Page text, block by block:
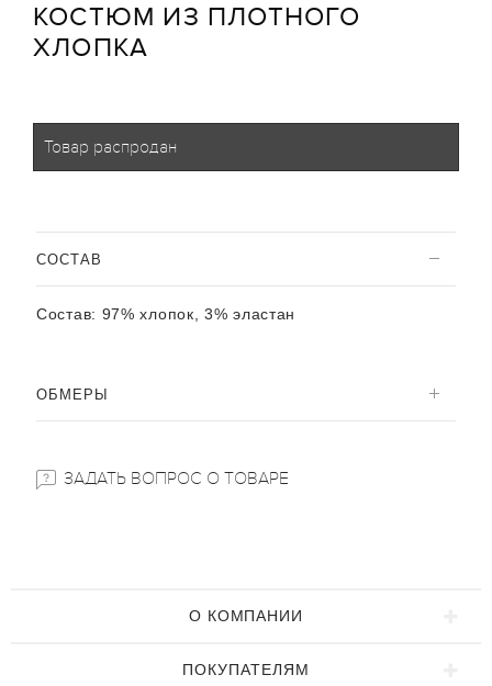
КОСТЮМ ИЗ ПЛОТНОГО
ХЛОПКА
Товар распродан
CОСТАВ
Состав: 97% хлопок, 3% эластан
ОБМЕРЫ
ЗАДАТЬ ВОПРОС О ТОВАРЕ
О КОМПАНИИ
ПОКУПАТЕЛЯМ